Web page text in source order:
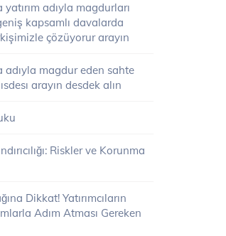
adıyla magdurları
kapsamlı davalarda
çözüyorur arayın
adıyla magdur eden sahte
arayın desdek alın
Riskler ve Korunma
Dikkat! Yatırımcıların
Adım Atması Gereken